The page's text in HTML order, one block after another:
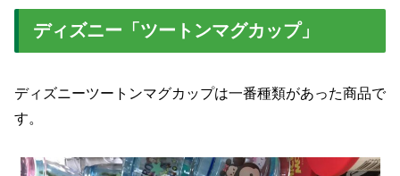
ディズニー「ツートンマグカップ」
ディズニーツートンマグカップは一番種類があった商品で
す。